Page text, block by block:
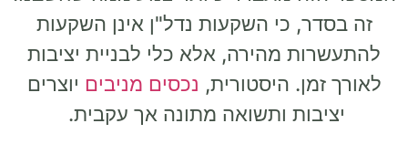
זה בסדר, כי השקעות נדל"ן אינן השקעות
להתעשרות מהירה, אלא כלי לבניית יציבות
לאורך זמן. היסטורית, נכסים מניבים יוצרים
יציבות ותשואה מתונה אך עקבית.